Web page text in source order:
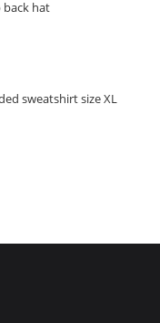
back hat
sweatshirt size XL